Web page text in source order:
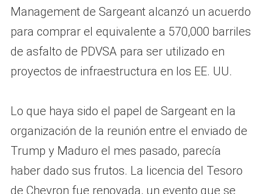
Management de Sargeant alcanzó un acuerdo
para comprar el equivalente a 570,000 barriles
de asfalto de PDVSA para ser utilizado en
proyectos de infraestructura en los EE. UU.
Lo que haya sido el papel de Sargeant en la
organización de la reunión entre el enviado de
Trump y Maduro el mes pasado, parecía
haber dado sus frutos. La licencia del Tesoro
de Chevron fue renovada, un evento que se